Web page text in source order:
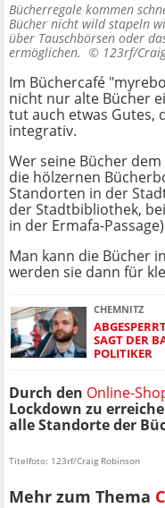
Bücherregale kommen
Bücher nicht wild stapeln
über Tauschbörsen oder
ermöglichen. © 123rf/
Im Büchercafé
nicht nur alte Bücher
tut auch etwas Gutes,
integrativ.
Wer seine Bücher
die hölzernen
Standorten in der
der Stadtbibliothek,
in der Ermafa-
Man kann die Bücher
werden sie dann für
CHEMNITZ
SAGT DER
POLITIKER
Durch den Online-
Lockdown zu
alle Standorte der
Titelfoto: 123rf/Craig Robinson
Mehr zum Thema